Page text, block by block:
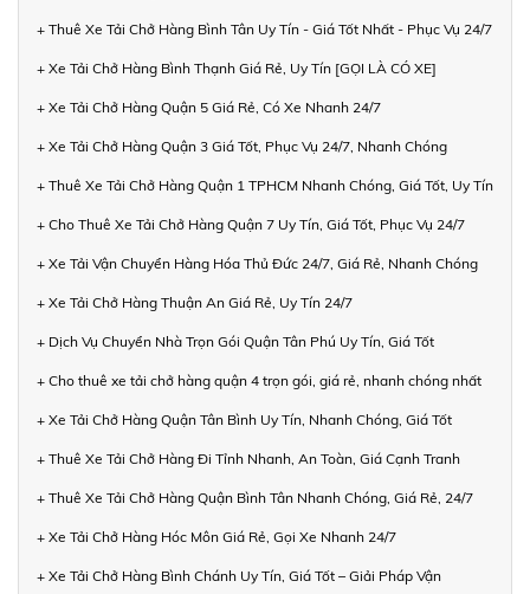
+ Thuê Xe Tải Chở Hàng Bình Tân Uy Tín - Giá Tốt Nhất - Phục Vụ 24/7
+ Xe Tải Chở Hàng Bình Thạnh Giá Rẻ, Uy Tín [GỌI LÀ CÓ XE]
+ Xe Tải Chở Hàng Quận 5 Giá Rẻ, Có Xe Nhanh 24/7
+ Xe Tải Chở Hàng Quận 3 Giá Tốt, Phục Vụ 24/7, Nhanh Chóng
+ Thuê Xe Tải Chở Hàng Quận 1 TPHCM Nhanh Chóng, Giá Tốt, Uy Tín
+ Cho Thuê Xe Tải Chở Hàng Quận 7 Uy Tín, Giá Tốt, Phục Vụ 24/7
+ Xe Tải Vận Chuyển Hàng Hóa Thủ Đức 24/7, Giá Rẻ, Nhanh Chóng
+ Xe Tải Chở Hàng Thuận An Giá Rẻ, Uy Tín 24/7
+ Dịch Vụ Chuyển Nhà Trọn Gói Quận Tân Phú Uy Tín, Giá Tốt
+ Cho thuê xe tải chở hàng quận 4 trọn gói, giá rẻ, nhanh chóng nhất
+ Xe Tải Chở Hàng Quận Tân Bình Uy Tín, Nhanh Chóng, Giá Tốt
+ Thuê Xe Tải Chở Hàng Đi Tỉnh Nhanh, An Toàn, Giá Cạnh Tranh
+ Thuê Xe Tải Chở Hàng Quận Bình Tân Nhanh Chóng, Giá Rẻ, 24/7
+ Xe Tải Chở Hàng Hóc Môn Giá Rẻ, Gọi Xe Nhanh 24/7
+ Xe Tải Chở Hàng Bình Chánh Uy Tín, Giá Tốt – Giải Pháp Vận